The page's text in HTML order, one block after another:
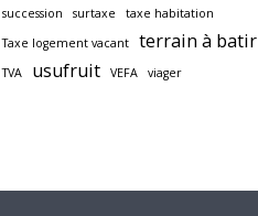
succession surtaxe
taxe habitation
Taxe logement vacant
terrain à batir
TVA usufruit VEFA viager